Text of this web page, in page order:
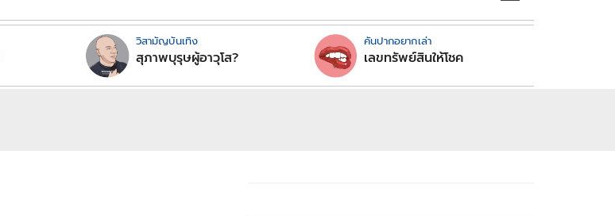
วิสามัญบันเทิง
สุภาพบุรุษผู้อาวุโส?
คันปากอยากเล่า
เลขทรัพย์สินให้โชค